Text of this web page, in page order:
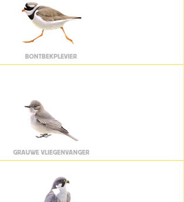
BONTBEKPLEVIER
GRAUWE VLIEGENVANGER